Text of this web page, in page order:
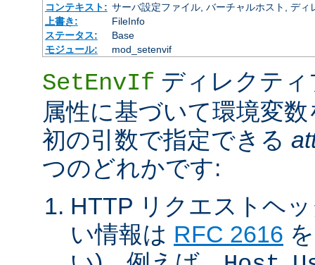
コンテキスト: サーバ設定ファイル, バーチャルホスト, ディ
上書き:
FileInfo
ステータス:
Base
モジュール:
mod_setenvif
SetEnvIf ディレクテ
属性に基づいて環境変
初の引数で指定できる
つのどれかです:
HTTP リクエストヘ
い情報は RFC 2616